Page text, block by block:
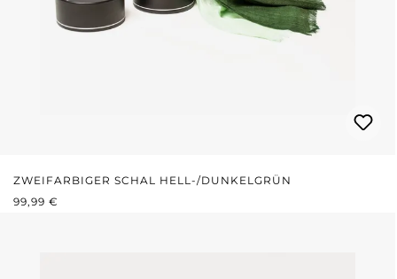
ZWEIFARBIGER SCHAL HELL-/DUNKELGRÜN
REGULÄRER PREIS:
99,99 €